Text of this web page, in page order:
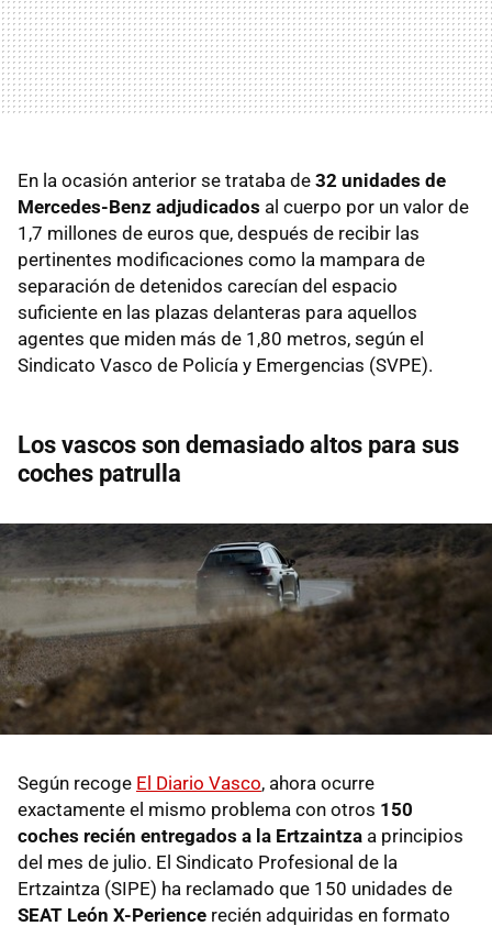
En la ocasión anterior se trataba de 32 unidades de
Mercedes-Benz adjudicados al cuerpo por un valor de
1,7 millones de euros que, después de recibir las
pertinentes modificaciones como la mampara de
separación de detenidos carecían del espacio
suficiente en las plazas delanteras para aquellos
agentes que miden más de 1,80 metros, según el
Sindicato Vasco de Policía y Emergencias (SVPE).
Los vascos son demasiado altos para sus
coches patrulla
Según recoge El Diario Vasco, ahora ocurre
exactamente el mismo problema con otros 150
coches recién entregados a la Ertzaintza a principios
del mes de julio. El Sindicato Profesional de la
Ertzaintza (SIPE) ha reclamado que 150 unidades de
SEAT León X-Perience recién adquiridas en formato